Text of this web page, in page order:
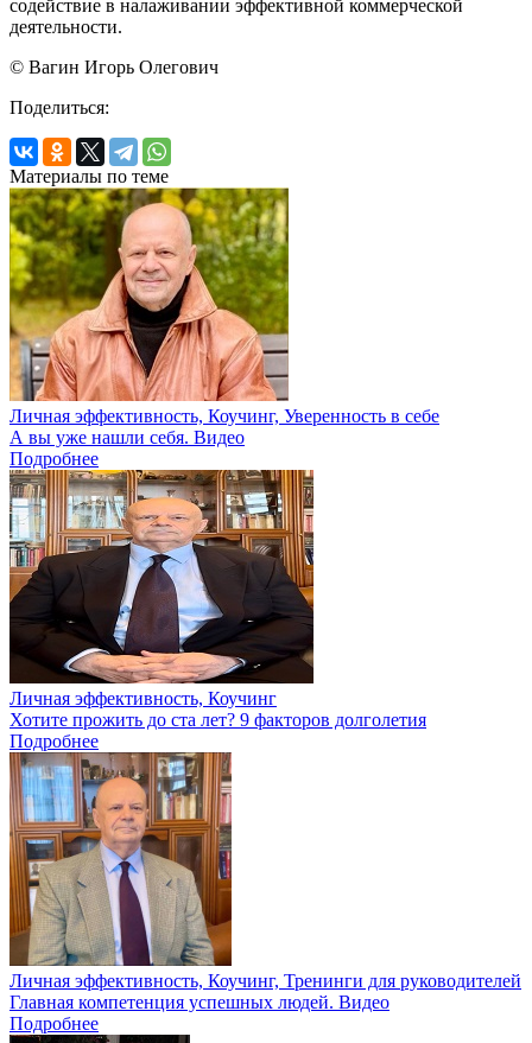
содействие в налаживании эффективной коммерческой
деятельности.
© Вагин Игорь Олегович
Поделиться:
Материалы по теме
Личная эффективность, Коучинг, Уверенность в себе
А вы уже нашли себя. Видео
Подробнее
Личная эффективность, Коучинг
Хотите прожить до ста лет? 9 факторов долголетия
Подробнее
Личная эффективность, Коучинг, Тренинги для руководителей
Главная компетенция успешных людей. Видео
Подробнее